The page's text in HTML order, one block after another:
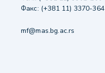
Факс: (+381 11) 3370-364
mf@mas.bg.ac.rs